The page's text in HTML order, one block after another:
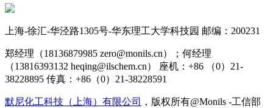
上海-徐汇-华泾路1305号-华东理工大学科技园 邮编：200231
郑经理（18136879985 zero@monils.cn）；何经理
（13816393132 heqing@ilschem.cn） 座机：+86 （0）21-
38228895 传真：+86（0）21-38228591
默尼化工科技（上海）有限公司
，版权所有@Monils -工信部